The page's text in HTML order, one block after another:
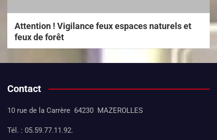
Attention ! Vigilance feux espaces naturels et
feux de forêt
Contact
10 rue de la Carrère 64230 MAZEROLLES
Tél. : 05.59.77.11.92.